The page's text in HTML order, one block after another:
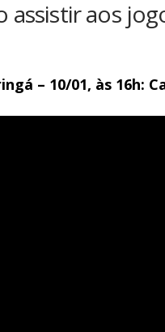
assistir aos
– 10/01, às 16h: